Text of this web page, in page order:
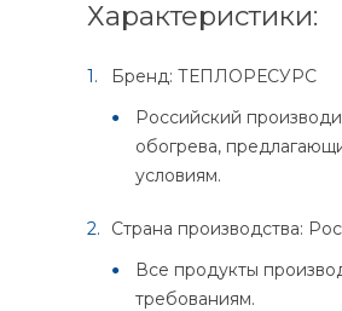
Характеристики:
Бренд: ТЕПЛОРЕСУРС
Российский
обогрева,
условиям.
Страна производства:
Все продукты
требованиям.